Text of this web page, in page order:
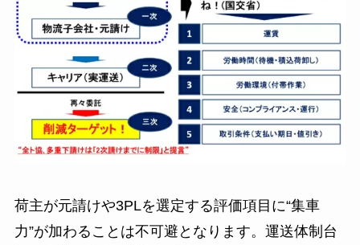
荷主が元請けや3PLを選定する評価項目に“集車
力”が加わることは不可避となります。運送体制台